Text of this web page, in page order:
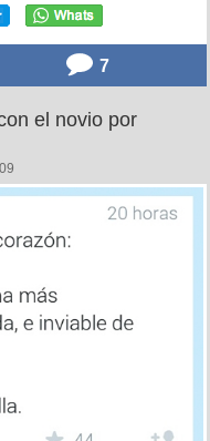
7
el novio por